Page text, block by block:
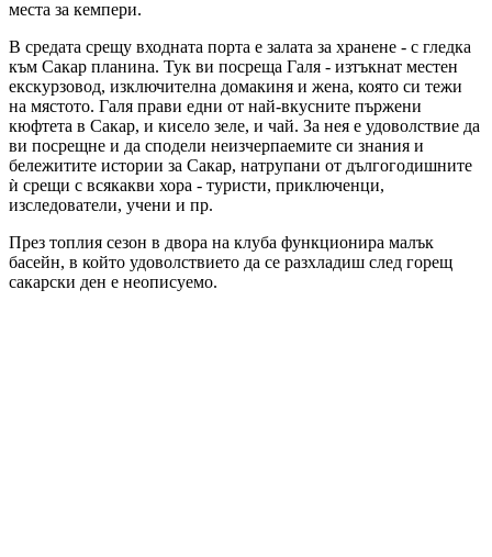
места за кемпери.
В средата срещу входната порта е залата за хранене - с гледка
към Сакар планина. Тук ви посреща Галя - изтъкнат местен
екскурзовод, изключителна домакиня и жена, която си тежи
на мястото. Галя прави едни от най-вкусните пържени
кюфтета в Сакар, и кисело зеле, и чай. За нея е удоволствие да
ви посрещне и да сподели неизчерпаемите си знания и
бележитите истории за Сакар, натрупани от дългогодишните
ѝ срещи с всякакви хора - туристи, приключенци,
изследователи, учени и пр.
През топлия сезон в двора на клуба функционира малък
басейн, в който удоволствието да се разхладиш след горещ
сакарски ден е неописуемо.